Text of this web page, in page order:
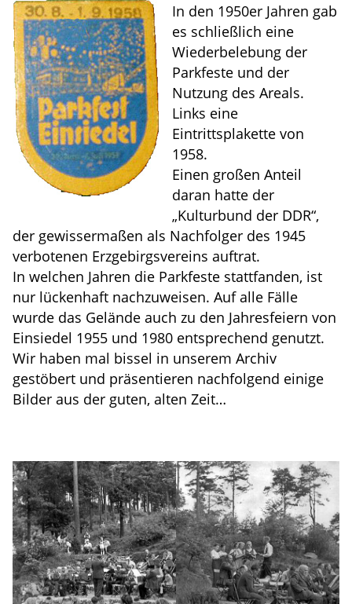
In den 1950er Jahren gab
es schließlich eine
Wiederbelebung der
Parkfeste und der
Nutzung des Areals.
Links eine
Eintrittsplakette von
1958.
Einen großen Anteil
daran hatte der
„Kulturbund der DDR“,
der gewissermaßen als Nachfolger des 1945
verbotenen Erzgebirgsvereins auftrat.
In welchen Jahren die Parkfeste stattfanden, ist
nur lückenhaft nachzuweisen. Auf alle Fälle
wurde das Gelände auch zu den Jahresfeiern von
Einsiedel 1955 und 1980 entsprechend genutzt.
Wir haben mal bissel in unserem Archiv
gestöbert und präsentieren nachfolgend einige
Bilder aus der guten, alten Zeit…